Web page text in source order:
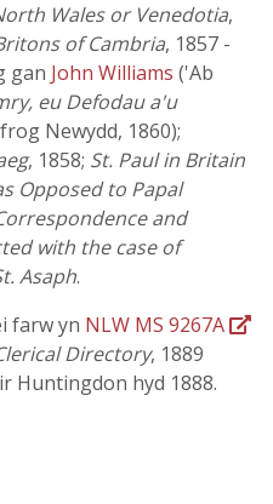
Wales or Venedotia,
of Cambria, 1857 -
gan John Williams ('Ab
eu Defodau a'u
Newydd, 1860);
, 1858; St. Paul in Britain
Opposed to Papal
and
with the case of
Asaph.
farw yn NLW MS 9267A
Directory, 1889
Huntingdon hyd 1888.